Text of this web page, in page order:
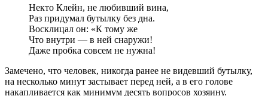
Некто Клейн, не любивший вина,
Раз придумал бутылку без дна.
Восклицал он: «К тому же
Что внутри — в ней снаружи!
Даже пробка совсем не нужна!
Замечено, что человек, никогда ранее не видевший бутылку,
на несколько минут застывает перед ней, а в его голове
накапливается как минимум десять вопросов хозяину.